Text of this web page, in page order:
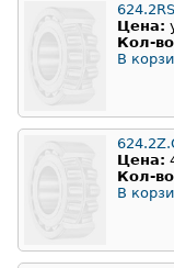
624.2RS
Цена:
Кол-
В
Цена:
Кол-
В